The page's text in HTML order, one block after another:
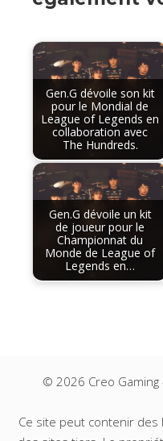
Gen.G dévoile son kit
pour le Mondial de
League of Legends en
collaboration avec
The Hundreds.
Gen.G dévoile un kit
de joueur pour le
Championnat du
Monde de League of
Legends en…
© 2026 Creo Gaming
Ce site peut contenir